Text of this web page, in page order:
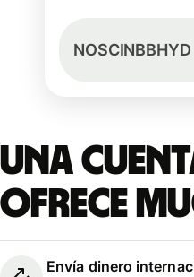
NOSCINBBHYD
Una
ofrece
Envía dinero